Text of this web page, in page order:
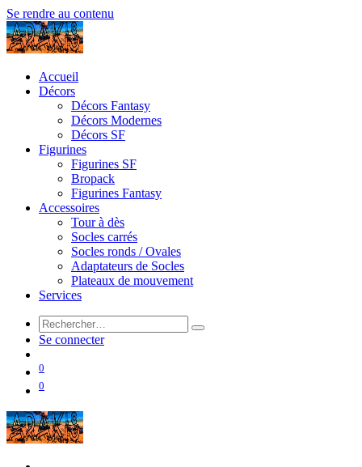
Se rendre au contenu
Accueil
Décors
Décors Fantasy
Décors Modernes
Décors SF
Figurines
Figurines SF
Bropack
Figurines Fantasy
Accessoires
Tour à dès
Socles carrés
Socles ronds / Ovales
Adaptateurs de Socles
Plateaux de mouvement
Services
Se connecter
0
0